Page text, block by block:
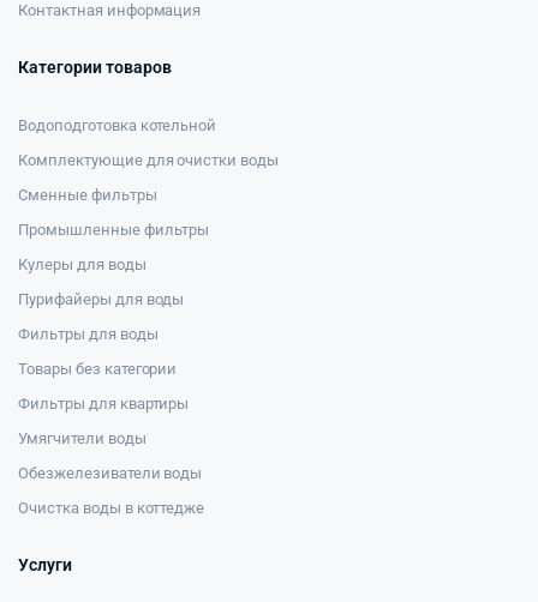
Контактная информация
Категории товаров
Водоподготовка котельной
Комплектующие для очистки воды
Сменные фильтры
Промышленные фильтры
Кулеры для воды
Пурифайеры для воды
Фильтры для воды
Товары без категории
Фильтры для квартиры
Умягчители воды
Обезжелезиватели воды
Очистка воды в коттедже
Услуги